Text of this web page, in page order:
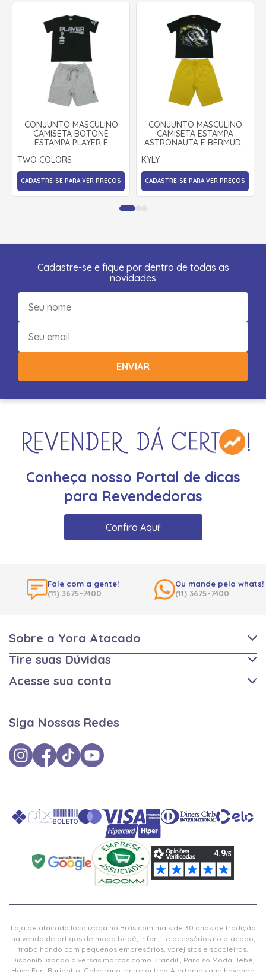
CONJUNTO MASCULINO
CAMISETA BOTONÊ
ESTAMPA PLAYER E
BERMUDA MOLETINHO
24423 - TWO COLORS
TWO COLORS
CADASTRE-SE PARA VER PREÇOS
CONJUNTO MASCULINO
CAMISETA ESTAMPA
ASTRONAUTA E BERMUDA
MOLETINHO 1001099 - KYLY
KYLY
CADASTRE-SE PARA VER PREÇOS
Cadastre-se e fique por dentro de todas as
novidades
ENVIAR
Conheça nosso Portal de dicas
para Revendedoras
Confira Aqui!
Fale com a gente!
(11) 3675-7400
Ou mande pelo whats!
(11) 3675-7400
Sobre a Yora Atacado
Tire suas Dúvidas
Acesse sua conta
Siga Nossas Redes
Loja de atacado localizada no Brás com mais de 30 anos de tradição
na venda de artigos de moda bebê, infantil e acessórios no atacado,
trabalhando com pequenos empresários, varejistas e sacoleiras.
Disponibilizando diversas marcas como Brandili, Paraíso Moda Bebê,